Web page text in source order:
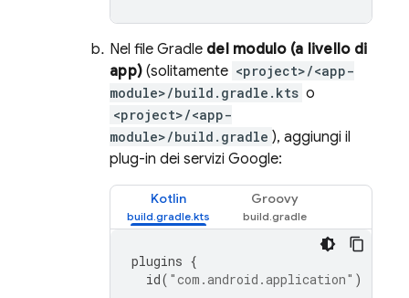
Nel file Gradle del modulo (a livello di
app) (solitamente <project>/<app-
module>/build.gradle.kts o
<project>/<app-
module>/build.gradle ), aggiungi il
plug-in dei servizi Google:
Kotlin Groovy
plugins {
id( "com.android.application" )